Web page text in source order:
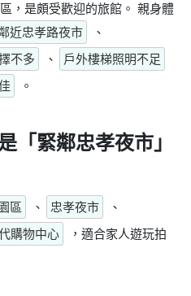
，是頗受歡迎的旅館。 親身體
近忠孝路夜市
、
不多 、
戶外樓梯照明不足
。
「緊鄰忠孝夜市」
區 、 忠孝夜市
、
購物中心
，適合家人遊玩拍